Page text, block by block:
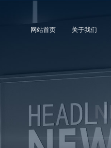
网站首页 关于我们
公司简
合作客
工厂展示